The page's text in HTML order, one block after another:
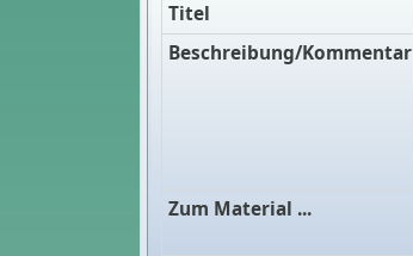
Titel
Beschreibung/Kommentar
Zum Material ...